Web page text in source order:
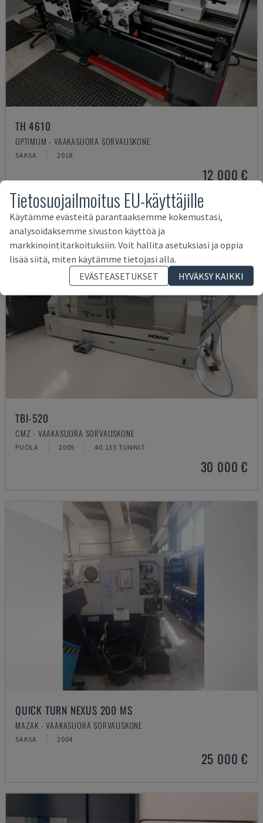
TH 4610
OPTIMUM - VAAKASUORA SORVAUSKONE
SAKSA 2018
12 000 €
TBI-520
CMZ - VAAKASUORA SORVAUSKONE
PUOLA 2005 40.135 TUNNIT
30 000 €
QUICK TURN NEXUS 200 MS
MAZAK - VAAKASUORA SORVAUSKONE
SAKSA 2004
25 000 €
Tietosuojailmoitus EU-käyttäjille
Käytämme evästeitä parantaaksemme kokemustasi,
analysoidaksemme sivuston käyttöä ja
markkinointitarkoituksiin. Voit hallita asetuksiasi ja oppia
lisää siitä, miten käytämme tietojasi alla.
EVÄSTEASETUKSET
HYVÄKSY KAIKKI